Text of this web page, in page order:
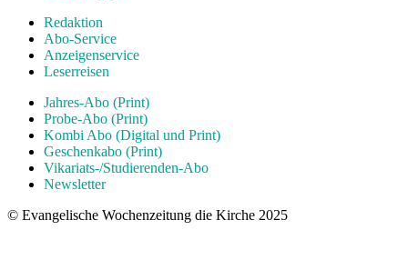
Redaktion
Abo-Service
Anzeigenservice
Leserreisen
Jahres-Abo (Print)
Probe-Abo (Print)
Kombi Abo (Digital und Print)
Geschenkabo (Print)
Vikariats-/Studierenden-Abo
Newsletter
© Evangelische Wochenzeitung die Kirche 2025